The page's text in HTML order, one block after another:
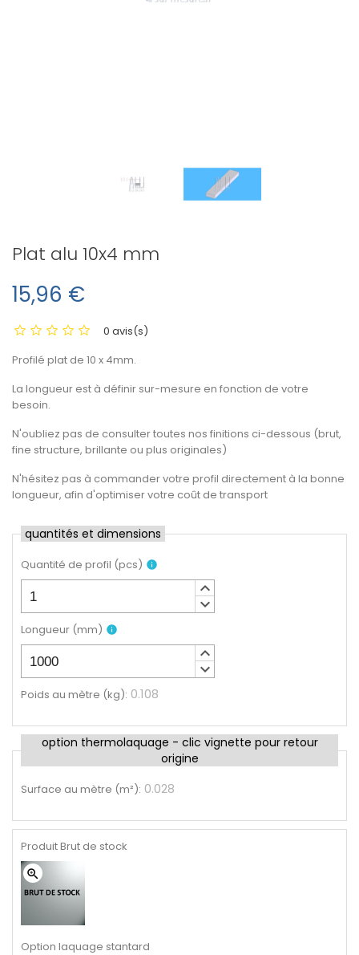
Plat alu 10x4 mm
15,96 €
0 avis(s)
Profilé plat de 10 x 4mm.
La longueur est à définir sur-mesure en fonction de votre
besoin.
N'oubliez pas de consulter toutes nos finitions ci-dessous (brut,
fine structure, brillante ou plus originales)
N'hésitez pas à commander votre profil directement à la bonne
longueur, afin d'optimiser votre coût de transport
quantités et dimensions
Quantité de profil (pcs) info
keyboard_arrow_up
keyboard_arrow_down
Longueur (mm) info
keyboard_arrow_up
keyboard_arrow_down
Poids au mètre (kg): 0.108
option thermolaquage - clic vignette pour retour
origine
Surface au mètre (m²): 0.028
Produit Brut de stock
zoom_in
Option laquage stantard